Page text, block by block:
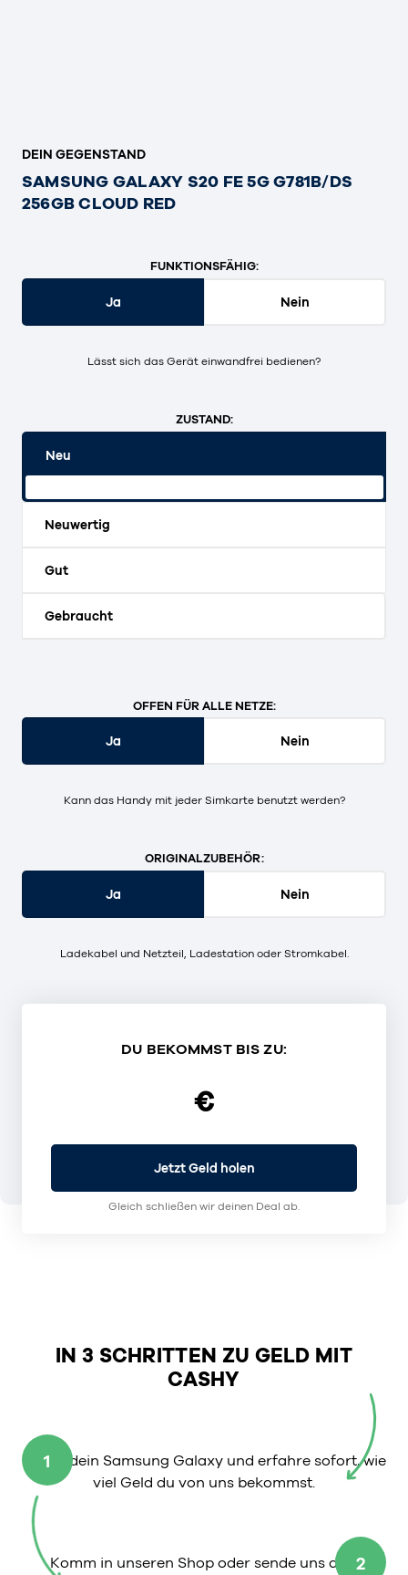
DEIN GEGENSTAND
SAMSUNG GALAXY S20 FE 5G G781B/DS
256GB CLOUD RED
FUNKTIONSFÄHIG:
Ja Nein
Lässt sich das Gerät einwandfrei bedienen?
ZUSTAND:
Neu
Neuwertig
Gut
Gebraucht
OFFEN FÜR ALLE NETZE:
Ja Nein
Kann das Handy mit jeder Simkarte benutzt werden?
ORIGINALZUBEHÖR:
Ja Nein
Ladekabel und Netzteil, Ladestation oder Stromkabel.
DU BEKOMMST BIS ZU:
€
Jetzt Geld holen
Gleich schließen wir deinen Deal ab.
IN 3 SCHRITTEN ZU GELD MIT
CASHY
1
Wähle dein Samsung Galaxy und erfahre sofort, wie
viel Geld du von uns bekommst.
2
Komm in unseren Shop oder sende uns dein